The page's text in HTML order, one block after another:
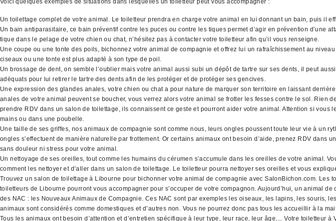
Voici quelques exemples de situations dans lesquelles un toiletteur peut vous accompagner :
Un toilettage complet de votre animal. Le toiletteur prendra en charge votre animal en lui donnant un bain, puis il
Un bain antiparasitaire, ce bain préventif contre les puces ou contre les tiques permet d’agir en prévention d’une
tique dans le pelage de votre chien ou chat, n’hésitez pas à contacter votre toiletteur afin qu’il vous renseigne.
Une coupe ou une tonte des poils, bichonnez votre animal de compagnie et offrez lui un rafraîchissement au
ciseaux ou une tonte est plus adapté à son type de poil.
Un brossage de dent, on semble l’oublier mais votre animal aussi subi un dépôt de tartre sur ses dents, il peut
adéquats pour lui retirer le tartre des dents afin de les protéger et de protéger ses gencives.
Une expression des glandes anales, votre chien ou chat a pour nature de marquer son territoire en laissant
anales de votre animal peuvent se boucher, vous verrez alors votre animal se frotter les fesses contre le sol. Rien
prendre RDV dans un salon de toilettage, ils connaissent ce geste et pourront aider votre animal. Attention si
mains ou dans une poubelle.
Une taille de ses griffes, nos animaux de compagnie sont comme nous, leurs ongles poussent toute leur vie à un
ongles s’effectuent de manière naturelle par frottement. Or certains animaux ont besoin d’aide, prenez RDV
sans douleur ni stress pour votre animal.
Un nettoyage de ses oreilles, tout comme les humains du cérumen s’accumule dans les oreilles de votre animal.
comment les nettoyer et d’aller dans un salon de toilettage. Le toiletteur pourra nettoyer ses oreilles et vous
Trouvez un salon de toilettage à Libourne pour bichonner votre animal de compagnie avec SalonBichon.com.
toiletteurs de Libourne pourront vous accompagner pour s’occuper de votre compagnon. Aujourd’hui, un animal
des NAC : les Nouveaux Animaux de Compagnie. Ces NAC sont par exemples les oiseaux, les lapins, les souris,
animaux sont considérés comme domestiques et d’autres non. Vous ne pourrez donc pas tous les accueillir à la
Tous les animaux ont besoin d’attention et d’entretien spécifique à leur type, leur race, leur âge,... Votre